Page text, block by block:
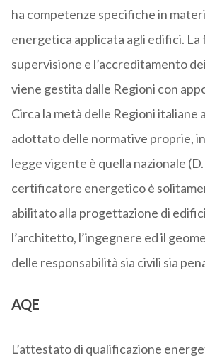
ha competenze specifiche in
energetica applicata agli edifici. La
supervisione e l’accreditamento
viene gestita dalle Regioni con
Circa la metà delle Regioni italiane
adottato delle normative proprie,
legge vigente è quella nazionale
certificatore energetico è
abilitato alla progettazione di
l’architetto, l’ingegnere ed il
delle responsabilità sia civili sia
AQE
L’attestato di qualificazione